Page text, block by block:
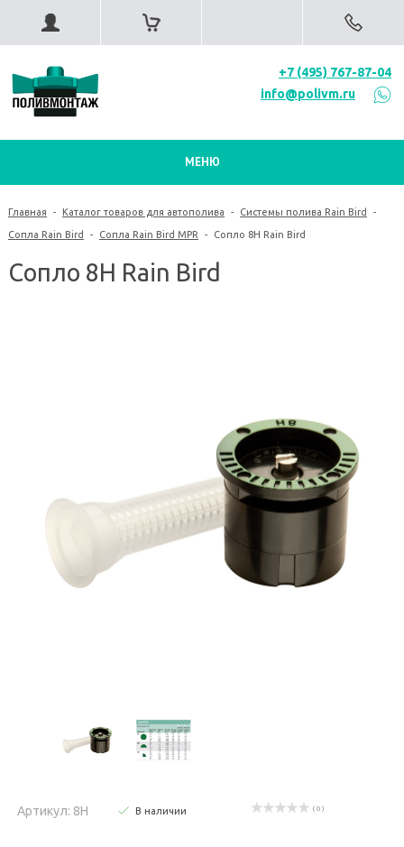
+7 (495) 767-87-04
info@polivm.ru
МЕНЮ
Главная - Каталог товаров для автополива - Системы полива Rain Bird -
Сопла Rain Bird - Сопла Rain Bird MPR - Сопло 8H Rain Bird
Сопло 8H Rain Bird
Артикул: 8H В наличии ( 0 )